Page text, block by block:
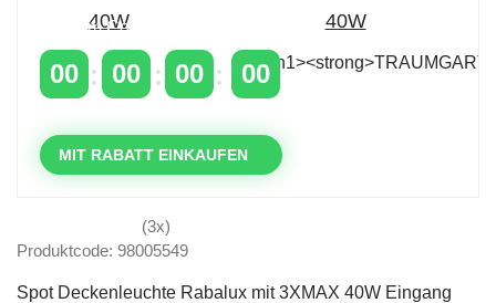
mit dem Code: VIP20DE
00 00 00 00
MIT RABATT EINKAUFEN
(3x)
Produktcode: 98005549
Spot Deckenleuchte Rabalux mit 3XMAX 40W Eingang